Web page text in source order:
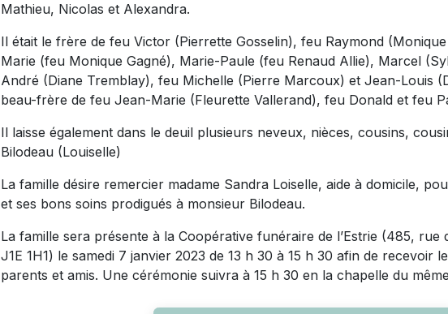
Mathieu, Nicolas et Alexandra.
Il était le frère de feu Victor (Pierrette Gosselin), feu Raymond
Marie (feu Monique Gagné), Marie-Paule (feu Renaud Allie), Marcel
André (Diane Tremblay), feu Michelle (Pierre Marcoux) et Jean-Louis
beau-frère de feu Jean-Marie (Fleurette Vallerand), feu Donald et feu
Il laisse également dans le deuil plusieurs neveux, nièces, cousins,
Bilodeau (Louiselle)
La famille désire remercier madame Sandra Loiselle, aide à domicile,
et ses bons soins prodigués à monsieur Bilodeau.
La famille sera présente à la Coopérative funéraire de l’Estrie (485,
J1E 1H1) le samedi 7 janvier 2023 de 13 h 30 à 15 h 30 afin de recevoir
parents et amis. Une cérémonie suivra à 15 h 30 en la chapelle du